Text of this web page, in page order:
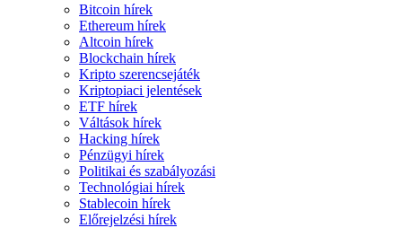
Bitcoin hírek
Ethereum hírek
Altcoin hírek
Blockchain hírek
Kripto szerencsejáték
Kriptopiaci jelentések
ETF hírek
Váltások hírek
Hacking hírek
Pénzügyi hírek
Politikai és szabályozási
Technológiai hírek
Stablecoin hírek
Előrejelzési hírek